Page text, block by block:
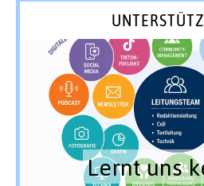
Lernt uns